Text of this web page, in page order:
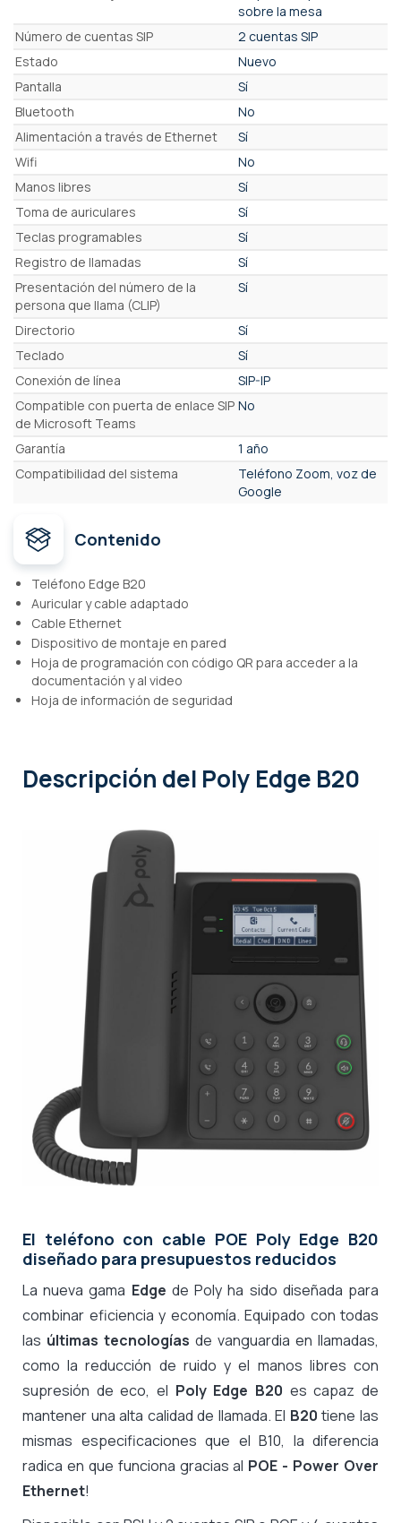
sobre la mesa
Número de cuentas SIP
2 cuentas SIP
Estado
Nuevo
Pantalla
Sí
Bluetooth
No
Alimentación a través de Ethernet
Sí
Wifi
No
Manos libres
Sí
Toma de auriculares
Sí
Teclas programables
Sí
Registro de llamadas
Sí
Presentación del número de la
persona que llama (CLIP)
Sí
Directorio
Sí
Teclado
Sí
Conexión de línea
SIP-IP
Compatible con puerta de enlace SIP
de Microsoft Teams
No
Garantía
1 año
Compatibilidad del sistema
Teléfono Zoom, voz de
Google
Contenido
Teléfono Edge B20
Auricular y cable adaptado
Cable Ethernet
Dispositivo de montaje en pared
Hoja de programación con código QR para acceder a la
documentación y al video
Hoja de información de seguridad
Descripción del Poly Edge B20
El teléfono con cable POE Poly Edge B20
diseñado para presupuestos reducidos
La nueva gama Edge de Poly ha sido diseñada para
combinar eficiencia y economía. Equipado con todas
las últimas tecnologías de vanguardia en llamadas,
como la reducción de ruido y el manos libres con
supresión de eco, el Poly Edge B20 es capaz de
mantener una alta calidad de llamada. El B20 tiene las
mismas especificaciones que el B10, la diferencia
radica en que funciona gracias al POE - Power Over
Ethernet!